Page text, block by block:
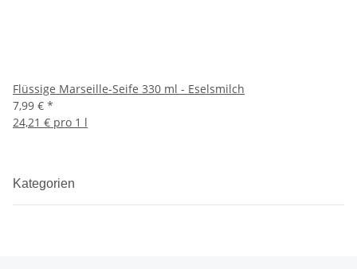
Flüssige Marseille-Seife 330 ml - Eselsmilch
7,99 € *
24,21 € pro 1 l
Kategorien